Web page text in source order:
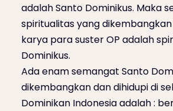
adalah Santo Dominikus. Maka
spiritualitas yang
karya para suster OP adalah
Dominikus.
Ada enam semangat Santo
dikembangkan dan dihidupi di
Dominikan Indonesia adalah :